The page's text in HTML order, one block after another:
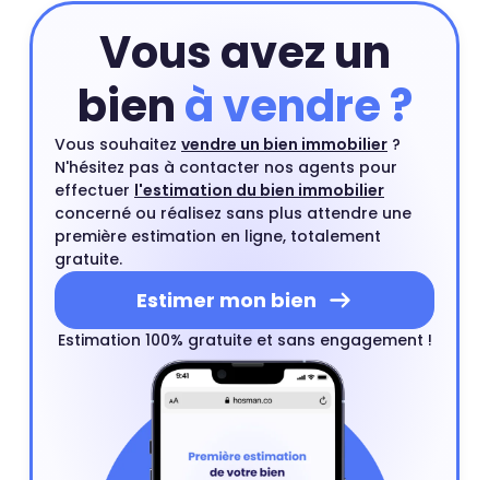
engagement.
Vous avez un
bienà vendre ?
Vous souhaitez vendre un bien immobilier ?
N'hésitez pas à contacter nos agents pour
effectuer l'estimation du bien immobilier
concerné ou réalisez sans plus attendre une
première estimation en ligne, totalement
gratuite.
Estimer mon bien
Estimation 100% gratuite et sans engagement !